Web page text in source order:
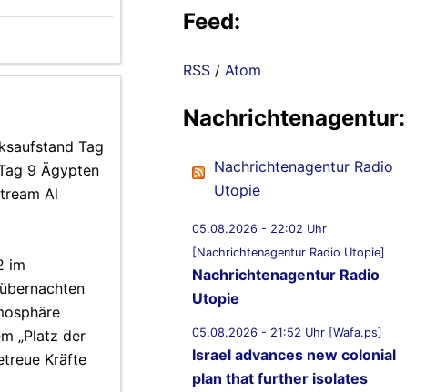
Tag
9 Ägypten
Al
im
„Platz der
Kräfte
Feed:
RSS / Atom
Nachrichtenagentur:
Nachrichtenagentur Radio
Utopie
05.08.2026 - 22:02 Uhr
[Nachrichtenagentur Radio Utopie]
Nachrichtenagentur Radio
Utopie
05.08.2026 - 21:52 Uhr [Wafa.ps]
Israel advances new colonial
plan that further isolates